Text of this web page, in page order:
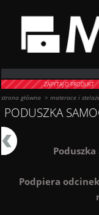
ZAPYTAJ O PRODUKT
strona główna >materace i
PODUSZKA
Podpiera